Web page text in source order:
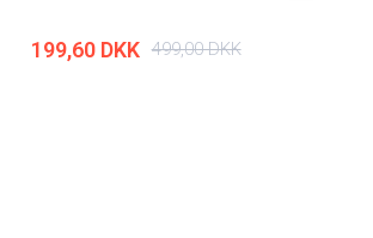
199,60 DKK 499,00 DKK